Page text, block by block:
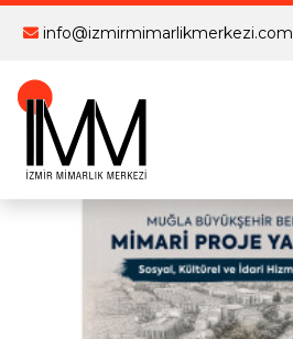
info@izmirmimarlikmerkezi.com